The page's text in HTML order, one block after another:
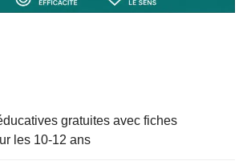
gratuites avec fiches
les 10-12 ans